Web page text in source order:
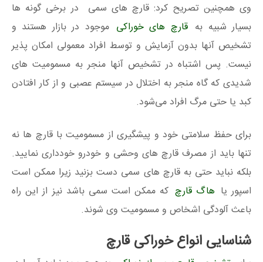
وی همچنین تصریح کرد: قارچ‌ های سمی در برخی گونه ها
بسیار شبیه به قارچ‌ های خوراکی موجود در بازار هستند و
تشخیص آنها بدون آزمایش و توسط افراد معمولی امکان پذیر
نیست. پس اشتباه در تشخیص آنها منجر به مسمومیت های
شدیدی که گاه منجر به اختلال در سیستم عصبی و از کار افتادن
کبد یا حتی مرگ افراد می‌شود.
برای حفظ سلامتی خود و پیشگیری از مسمومیت با قارچ ها نه
تنها باید از مصرف قارچ های وحشی و خودرو خودداری نمایید.
بلکه نباید حتی به قارچ های سمی دست بزنید زیرا ممکن است
اسپور یا هاگ قارچ که ممکن است سمی باشد نیز از این راه
باعث آلودگی اشخاص و مسمومیت وی شوند.
شناسایی انواع خوراکی قارچ